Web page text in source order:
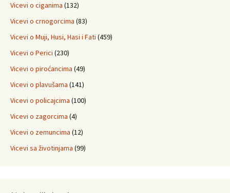
Vicevi o ciganima (132)
Vicevi o crnogorcima (83)
Vicevi o Muji, Husi, Hasi i Fati (459)
Vicevi o Perici (230)
Vicevi o piroćancima (49)
Vicevi o plavušama (141)
Vicevi o policajcima (100)
Vicevi o zagorcima (4)
Vicevi o zemuncima (12)
Vicevi sa životinjama (99)